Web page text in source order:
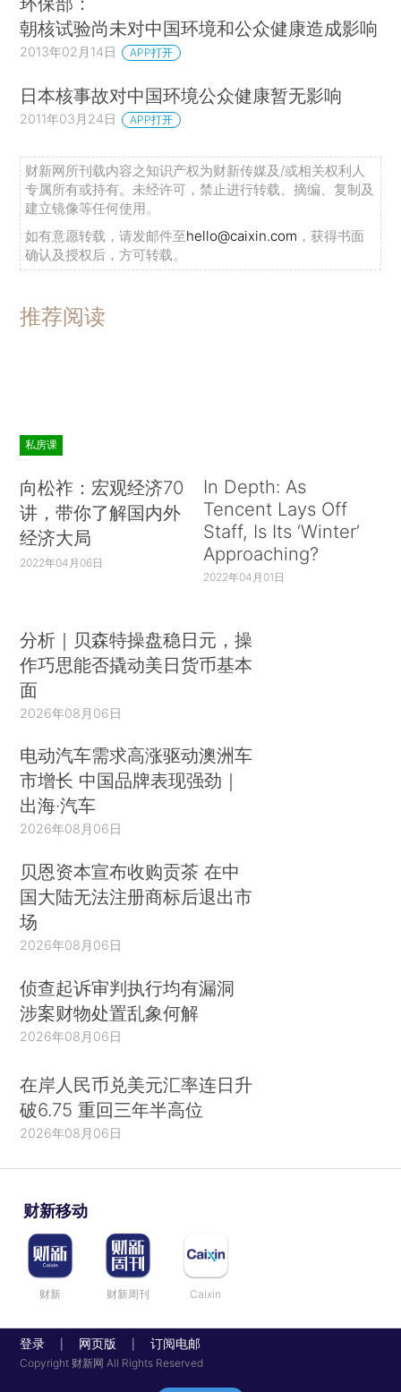
朝核试验尚未对中国环境和公众健康造成影响
2013年02月14日 APP打开
日本核事故对中国环境公众健康暂无影响
2011年03月24日 APP打开
财新网所刊载内容之知识产权为财新传媒及/或相关权利人
专属所有或持有。未经许可，禁止进行转载、摘编、复制及
建立镜像等任何使用。
如有意愿转载，请发邮件至hello@caixin.com ，获得书面
确认及授权后，方可转载。
推荐阅读
私房课
向松祚：宏观经济70
讲，带你了解国内外
经济大局
2022年04月06日
In Depth: As
Tencent Lays Off
Staff, Is Its ‘Winter’
Approaching?
2022年04月01日
分析｜贝森特操盘稳日元，操
作巧思能否撬动美日货币基本
面
2026年08月06日
电动汽车需求高涨驱动澳洲车
市增长 中国品牌表现强劲｜
出海·汽车
2026年08月06日
贝恩资本宣布收购贡茶 在中
国大陆无法注册商标后退出市
场
2026年08月06日
侦查起诉审判执行均有漏洞
涉案财物处置乱象何解
2026年08月06日
在岸人民币兑美元汇率连日升
破6.75 重回三年半高位
2026年08月06日
财新移动
财新 财新周刊 Caixin
登录 网页版 订阅电邮
Copyright 财新网 All Rights Reserved